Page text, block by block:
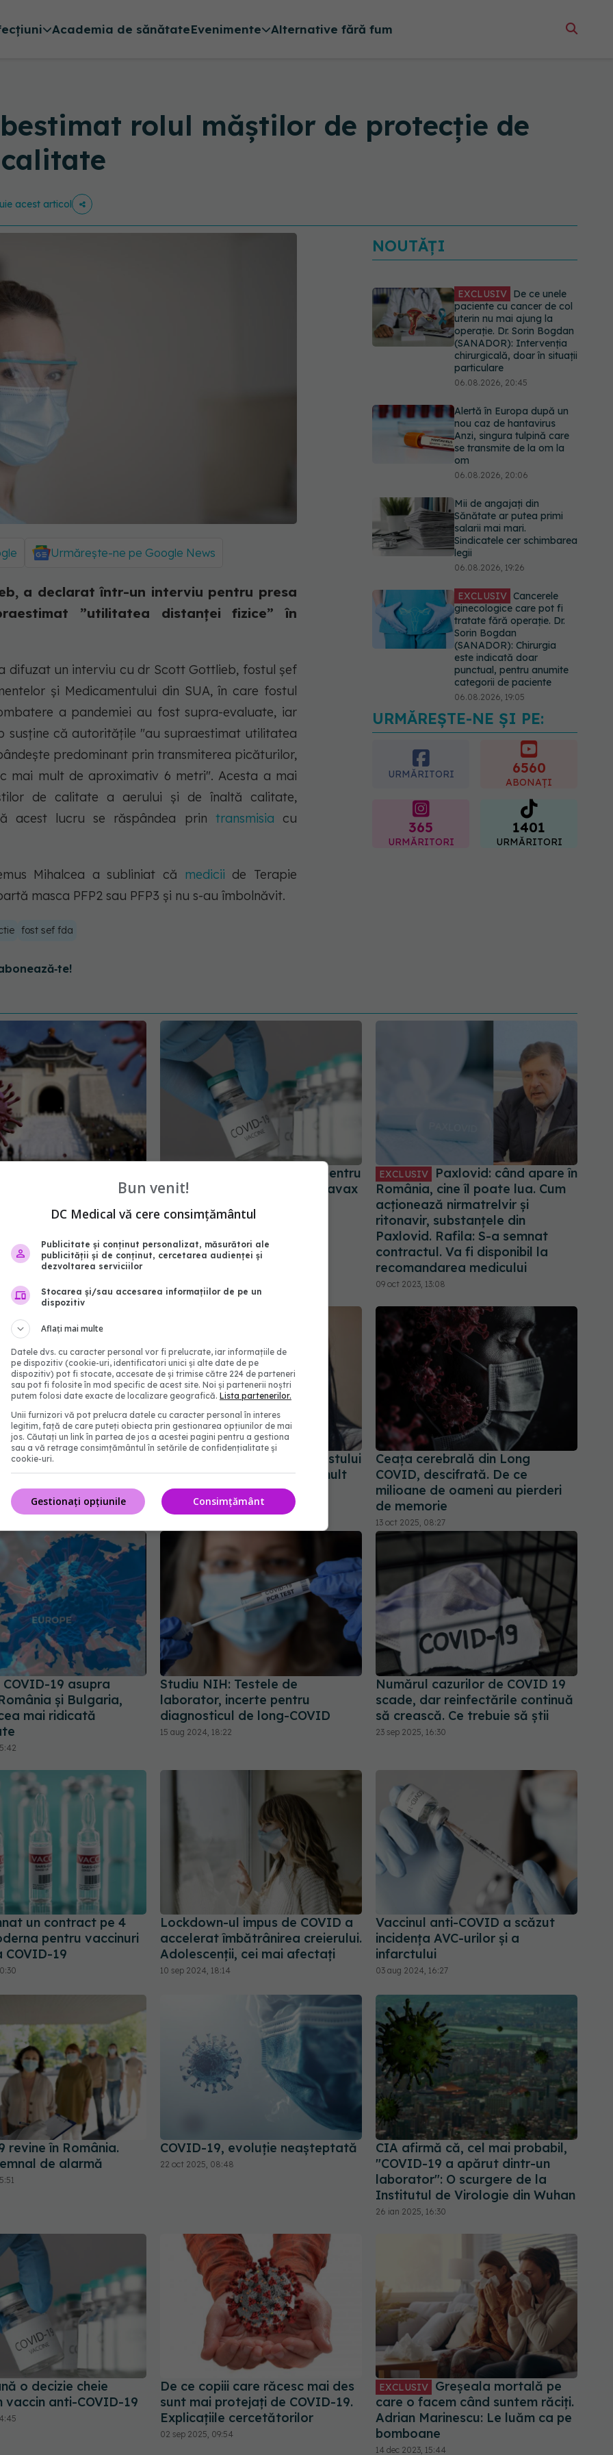
Academia de sănătateEvenimente Alternative fără fum
rolul măștilor de protecție de
acest articol
Urmărește-ne pe Google News
a declarat într-un interviu pentru presa
”utilitatea distanței fizice” în
difuzat un interviu cu dr Scott Gottlieb, fostul șef
și Medicamentului din SUA, în care fostul
a pandemiei au fost supra-evaluate, iar
susține că autoritățile "au supraestimat utilitatea
predominant prin transmiterea picăturilor,
mai mult de aproximativ 6 metri". Acesta a mai
de calitate a aerului și de înaltă calitate,
acest lucru se răspândea prin transmisia cu
Mihalcea a subliniat că medicii de Terapie
masca PFP2 sau PFP3 și nu s-au îmbolnăvit.
fost sef fda
NOUTĂȚI
EXCLUSIV De ce unele
paciente cu cancer de col
uterin nu mai ajung la
operație. Dr. Sorin Bogdan
(SANADOR): Intervenția
chirurgicală, doar în situații
particulare
06.08.2026, 20:45
Alertă în Europa după un
nou caz de hantavirus
Anzi, singura tulpină care
se transmite de la om la
om
06.08.2026, 20:06
Mii de angajați din
Sănătate ar putea primi
salarii mai mari.
Sindicatele cer schimbarea
legii
06.08.2026, 19:26
EXCLUSIV Cancerele
ginecologice care pot fi
tratate fără operație. Dr.
Sorin Bogdan
(SANADOR): Chirurgia
este indicată doar
punctual, pentru anumite
categorii de paciente
06.08.2026, 19:05
EXCLUSIV Brahiterapie
vs radioterapie externă în
cancerul ginecologic. Dr.
Sorin Bogdan (SANADOR)
explică diferența și cum
acționează tratamentul
URMĂREȘTE-NE ȘI PE:
URMĂRITORI 6560
ABONAȚI
365
URMĂRITORI
1401
URMĂRITORI
acuzația CIA cu
COVID din
E extrem de puţin
fi existat o scurgere
Canada anulează acordul pentru
fabricarea vaccinurilor Novavax
12 mar 2025, 09:37
EXCLUSIV
Paxlovid: când apare în
România, cine îl poate lua. Cum
acționează nirmatrelvir și
ritonavir, substanțele din
Paxlovid. Rafila: S-a semnat
contractul. Va fi disponibil la
recomandarea medicului
09 oct 2023, 13:08
COVID
de ce se tem experții
De ce persistă pierderea gustului
după COVID chiar și după mult
timp?
05 mar 2026, 10:47
Ceața cerebrală din Long
COVID, descifrată. De ce
milioane de oameni au pierderi
de memorie
13 oct 2025, 08:27
19 asupra
și Bulgaria,
mai ridicată
Studiu NIH: Testele de
laborator, incerte pentru
diagnosticul de long-COVID
15 aug 2024, 18:22
Numărul cazurilor de COVID 19
scade, dar reinfectările continuă
să crească. Ce trebuie să știi
23 sep 2025, 16:30
un contract pe 4
pentru vaccinuri
19
Lockdown-ul impus de COVID a
accelerat îmbătrânirea creierului.
Adolescenții, cei mai afectați
10 sep 2024, 18:14
Vaccinul anti-COVID a scăzut
incidența AVC-urilor și a
infarctului
03 aug 2024, 16:27
revine în România.
de alarmă
COVID-19, evoluție neașteptată
22 oct 2025, 08:48
CIA afirmă că, cel mai probabil,
"COVID-19 a apărut dintr-un
laborator": O scurgere de la
Institutul de Virologie din Wuhan
26 ian 2025, 16:30
o decizie cheie
vaccin anti-COVID-19
De ce copiii care răcesc mai des
sunt mai protejați de COVID-19.
Explicațiile cercetătorilor
02 sep 2025, 09:54
EXCLUSIV
Greșeala mortală pe
care o facem când suntem răciți.
Adrian Marinescu: Le luăm ca pe
bomboane
14 dec 2023, 15:44
Bun venit!
DC Medical vă cere consimțământul
Publicitate și conținut personalizat, măsurători ale
publicității și de conținut, cercetarea audienței și
dezvoltarea serviciilor
Stocarea și/sau accesarea informațiilor de pe un
dispozitiv
Aflați mai multe
Datele dvs. cu caracter personal vor fi prelucrate, iar informațiile de
pe dispozitiv (cookie-uri, identificatori unici și alte date de pe
dispozitiv) pot fi stocate, accesate de și trimise către 224 de parteneri
sau pot fi folosite în mod specific de acest site. Noi și partenerii noștri
putem folosi date exacte de localizare geografică. Lista partenerilor.
Unii furnizori vă pot prelucra datele cu caracter personal în interes
legitim, față de care puteți obiecta prin gestionarea opțiunilor de mai
jos. Căutați un link în partea de jos a acestei pagini pentru a gestiona
sau a vă retrage consimțământul în setările de confidențialitate și
cookie-uri.
Consimțământ
Gestionați opțiunile